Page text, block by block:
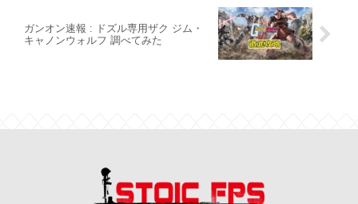
ガンオン速報 : ドズル専用ザク ジム・
キャノンウォルフ 調べてみた